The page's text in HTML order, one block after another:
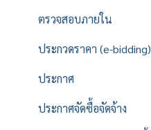
ตรวจสอบภายใน
ประกวดราคา (e-bidding)
ประกาศ
ประกาศจัดซื้อจัดจ้าง